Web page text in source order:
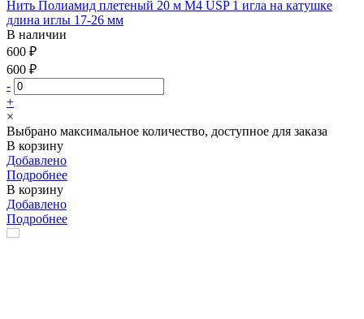
Нить Полиамид плетеный 20 м М4 USP 1 игла на катушке
длина иглы 17-26 мм
В наличии
600 ₽
600 ₽
-
+
×
Выбрано максимальное количество, доступное для заказа
В корзину
Добавлено
Подробнее
В корзину
Добавлено
Подробнее